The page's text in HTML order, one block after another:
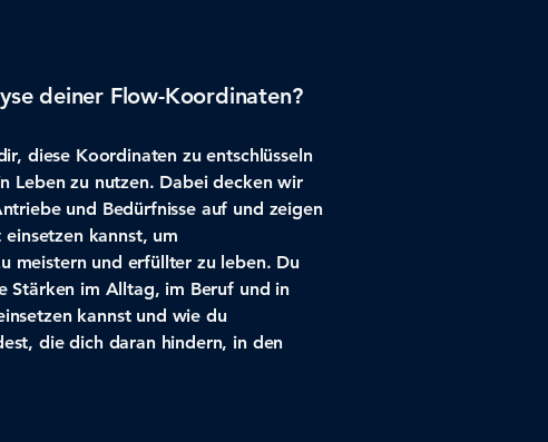
deiner Flow-Koordinaten?
diese Koordinaten zu entschlüsseln
Leben zu nutzen. Dabei decken wir
und Bedürfnisse auf und zeigen
kannst, um
meistern und erfüllter zu leben. Du
Stärken im Alltag, im Beruf und in
kannst und wie du
die dich daran hindern, in den